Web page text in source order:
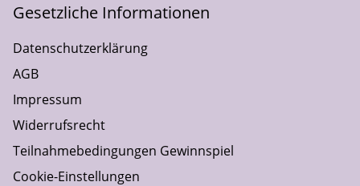
Gesetzliche Informationen
Datenschutzerklärung
AGB
Impressum
Widerrufsrecht
Teilnahmebedingungen Gewinnspiel
Cookie-Einstellungen